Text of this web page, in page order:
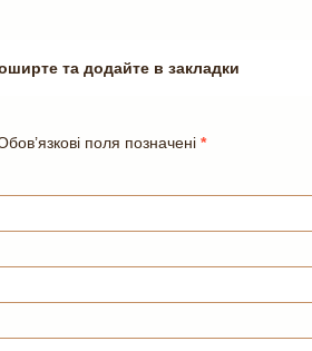
та додайте в закладки
поля позначені *